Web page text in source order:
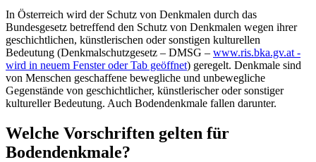
In Österreich wird der Schutz von Denkmalen durch das
Bundesgesetz betreffend den Schutz von Denkmalen wegen ihrer
geschichtlichen, künstlerischen oder sonstigen kulturellen
Bedeutung (Denkmalschutzgesetz – DMSG – www.ris.bka.gv.at -
wird in neuem Fenster oder Tab geöffnet) geregelt. Denkmale sind
von Menschen geschaffene bewegliche und unbewegliche
Gegenstände von geschichtlicher, künstlerischer oder sonstiger
kultureller Bedeutung. Auch Bodendenkmale fallen darunter.
Welche Vorschriften gelten für
Bodendenkmale?